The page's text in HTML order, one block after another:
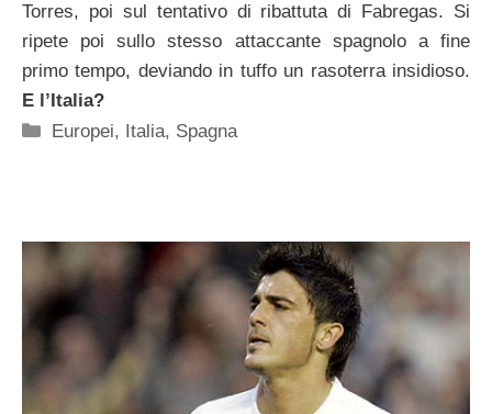
Torres, poi sul tentativo di ribattuta di Fabregas. Si
ripete poi sullo stesso attaccante spagnolo a fine
primo tempo, deviando in tuffo un rasoterra insidioso.
E l’Italia?
Categorie
Europei, Italia, Spagna